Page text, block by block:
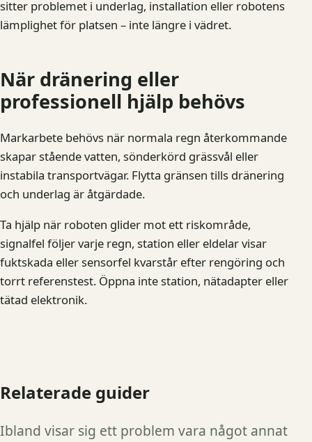
sitter problemet i underlag, installation eller robotens
lämplighet för platsen – inte längre i vädret.
När dränering eller
professionell hjälp behövs
Markarbete behövs när normala regn återkommande
skapar stående vatten, sönderkörd grässvål eller
instabila transportvägar. Flytta gränsen tills dränering
och underlag är åtgärdade.
Ta hjälp när roboten glider mot ett riskområde,
signalfel följer varje regn, station eller eldelar visar
fuktskada eller sensorfel kvarstår efter rengöring och
torrt referenstest. Öppna inte station, nätadapter eller
tätad elektronik.
Relaterade guider
Ibland visar sig ett problem vara något annat